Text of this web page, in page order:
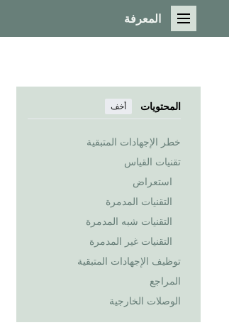
القائمة الرئيسية
المعرفة
المحتويات أخف
خطر الإجهادات المتبقية
تقنيات القياس
استعراض
التقنيات المدمرة
التقنيات شبه المدمرة
التقنيات غير المدمرة
توظيف الإجهادات المتبقية
المراجع
الوصلات الخارجية